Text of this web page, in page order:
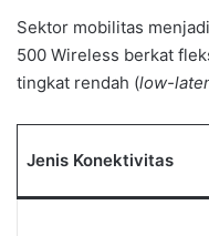
Sektor mobilitas
500 Wireless berkat
tingkat rendah (low-
Jenis Konektivitas